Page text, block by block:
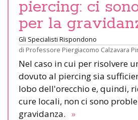
piercing: ci
per la
Gli Specialisti Rispondono
di Professore Piergiacomo Calzavara
Nel caso in cui per risolvere
dovuto al piercing sia
lobo dell'orecchio e, quindi,
cure locali, non ci sono
gravidanza. »